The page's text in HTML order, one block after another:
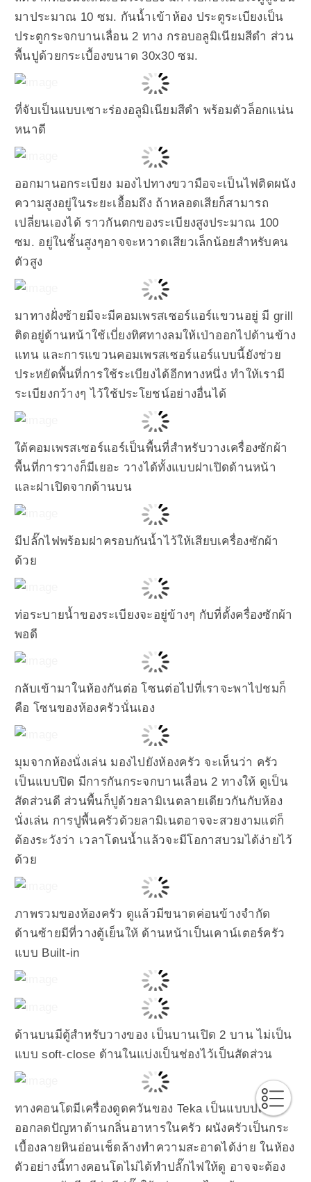
มาประมาณ 10 ซม. กันน้ำเข้าห้อง ประตูระเบียงเป็น
ประตูกระจกบานเลื่อน 2 ทาง กรอบอลูมิเนียมสีดำ ส่วน
พื้นปูด้วยกระเบื้องขนาด 30x30 ซม.
ที่จับเป็นแบบเซาะร่องอลูมิเนียมสีดำ พร้อมตัวล็อกแน่น
หนาดี
ออกมานอกระเบียง มองไปทางขวามือจะเป็นไฟติดผนัง
ความสูงอยู่ในระยะเอื้อมถึง ถ้าหลอดเสียก็สามารถ
เปลี่ยนเองได้ ราวกันตกของระเบียงสูงประมาณ 100
ซม. อยู่ในชั้นสูงๆอาจจะหวาดเสียวเล็กน้อยสำหรับคน
ตัวสูง
มาทางฝั่งซ้ายมีจะมีคอมเพรสเซอร์แอร์แขวนอยู่ มี grill
ติดอยู่ด้านหน้าใช้เบี่ยงทิศทางลมให้เป่าออกไปด้านข้าง
แทน และการแขวนคอมเพรสเซอร์แอร์แบบนี้ยังช่วย
ประหยัดพื้นที่การใช้ระเบียงได้อีกทางหนึ่ง ทำให้เรามี
ระเบียงกว้างๆ ไว้ใช้ประโยชน์อย่างอื่นได้
ใต้คอมเพรสเซอร์แอร์เป็นพื้นที่สำหรับวางเครื่องซักผ้า
พื้นที่การวางก็มีเยอะ วางได้ทั้งแบบฝาเปิดด้านหน้า
และฝาเปิดจากด้านบน
มีปลั๊กไฟพร้อมฝาครอบกันน้ำไว้ให้เสียบเครื่องซักผ้า
ด้วย
ท่อระบายน้ำของระเบียงจะอยู่ข้างๆ กับที่ตั้งครื่องซักผ้า
พอดี
กลับเข้ามาในห้องกันต่อ โซนต่อไปที่เราจะพาไปชมก็
คือ โซนของห้องครัวนั่นเอง
มุมจากห้องนั่งเล่น มองไปยังห้องครัว จะเห็นว่า ครัว
เป็นแบบปิด มีการกันกระจกบานเลื่อน 2 ทางให้ ดูเป็น
สัดส่วนดี ส่วนพื้นก็ปูด้วยลามิเนตลายเดียวกันกับห้อง
นั่งเล่น การปูพื้นครัวด้วยลามิเนตอาจจะสวยงามแต่ก็
ต้องระวังว่า เวลาโดนน้ำแล้วจะมีโอกาสบวมได้ง่ายไว้
ด้วย
ภาพรวมของห้องครัว ดูแล้วมีขนาดค่อนข้างจำกัด
ด้านซ้ายมีที่วางตู้เย็นให้ ด้านหน้าเป็นเคาน์เตอร์ครัว
แบบ Built-in
ด้านบนมีตู้สำหรับวางของ เป็นบานเปิด 2 บาน ไม่เป็น
แบบ soft-close ด้านในแบ่งเป็นช่องไว้เป็นสัดส่วน
ทางคอนโดมีเครื่องดูดควันของ Teka เป็นแบบปล่อย
ออกลดปัญหาด้านกลิ่นอาหารในครัว ผนังครัวเป็นกระ
เบื้องลายหินอ่อนเช็ดล้างทำความสะอาดได้ง่าย ในห้อง
ตัวอย่างนี้ทางคอนโดไม่ได้ทำปลั๊กไฟให้ดู อาจจะต้อง